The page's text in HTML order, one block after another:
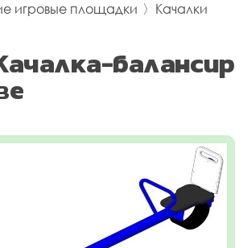
игровые площадки 〉 Качалки
балансир